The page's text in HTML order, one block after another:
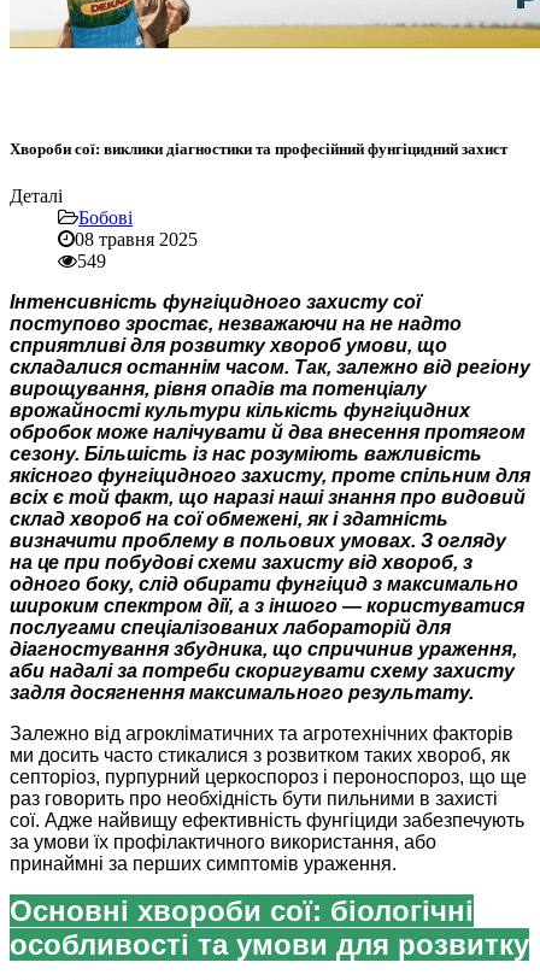
Хвороби сої: виклики діагностики та професійний фунгіцидний захист
Деталі
Бобові
08 травня 2025
549
Інтенсивність фунгіцидного захисту сої
поступово зростає, незважаючи на не надто
сприятливі для розвитку хвороб умови, що
складалися останнім часом. Так, залежно від регіону
вирощування, рівня опадів та потенціалу
врожайності культури кількість фунгіцидних
обробок може налічувати й два внесення протягом
сезону. Більшість із нас розуміють важливість
якісного фунгіцидного захисту, проте спільним для
всіх є той факт, що наразі наші знання про видовий
склад хвороб на сої обмежені, як і здатність
визначити проблему в польових умовах. З огляду
на це при побудові схеми захисту від хвороб, з
одного боку, слід обирати фунгіцид з максимально
широким спектром дії, а з іншого — користуватися
послугами спеціалізованих лабораторій для
діагностування збудника, що спричинив ураження,
аби надалі за потреби скоригувати схему захисту
задля досягнення максимального результату.
Залежно від агрокліматичних та агротехнічних факторів
ми досить часто стикалися з розвитком таких хвороб, як
септоріоз, пурпурний церкоспороз і пероноспороз, що ще
раз говорить про необхідність бути пильними в захисті
сої. Адже найвищу ефективність фунгіциди забезпечують
за умови їх профілактичного використання, або
принаймні за перших симптомів ураження.
Основні хвороби сої: біологічні
особливості та умови для розвитку